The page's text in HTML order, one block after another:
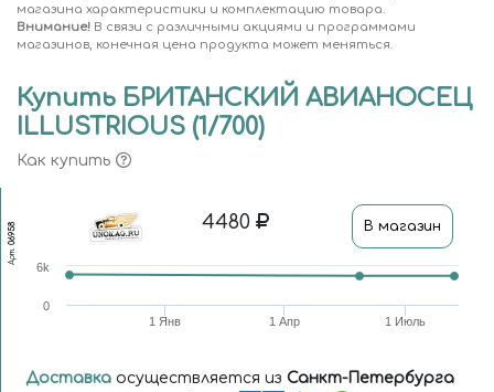
магазина характеристики и комплектацию товара.
Внимание! В связи с различными акциями и программами
магазинов, конечная цена продукта может меняться.
Купить БРИТАНСКИЙ АВИАНОСЕЦ
ILLUSTRIOUS (1/700)
Как купить
Арт.
06958 4480 В магазин
1 Янв 1 Апр 1 Июль
0
6k
Доставка осуществляется из Санкт-Петербурга